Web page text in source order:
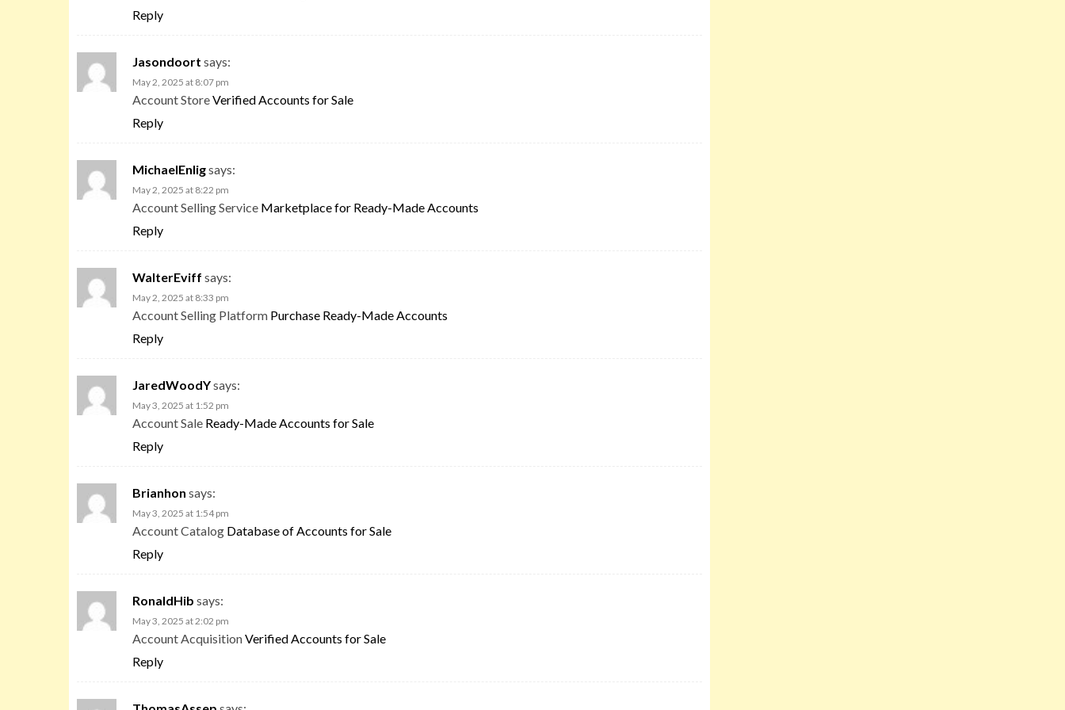
Reply
Jasondoort says:
May 2, 2025 at 8:07 pm
Account StoreVerified Accounts for Sale
Reply
MichaelEnligsays:
May 2, 2025 at 8:22 pm
Account Selling Service Marketplace for Ready-Made Accounts
Reply
WalterEviff says:
May 2, 2025 at 8:33 pm
Account Selling Platform Purchase Ready-Made Accounts
Reply
JaredWoodYsays:
May 3, 2025 at 1:52 pm
Account Sale Ready-Made Accounts for Sale
Reply
Brianhon says:
May 3, 2025 at 1:54 pm
Account Catalog Database of Accounts for Sale
Reply
RonaldHib says:
May 3, 2025 at 2:02 pm
Account AcquisitionVerified Accounts for Sale
Reply